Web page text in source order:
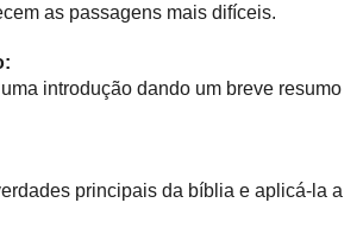
as passagens mais difíceis.
introdução dando um breve resumo
principais da bíblia e aplicá-la a